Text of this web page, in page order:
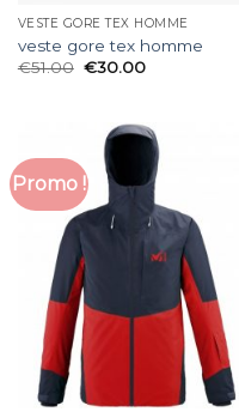
VESTE GORE TEX HOMME
veste gore tex homme
€51.00 €30.00
Promo !